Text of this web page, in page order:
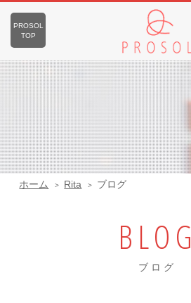
PROSOL
TOP
ホーム Rita ブログ
BLOG
ブログ